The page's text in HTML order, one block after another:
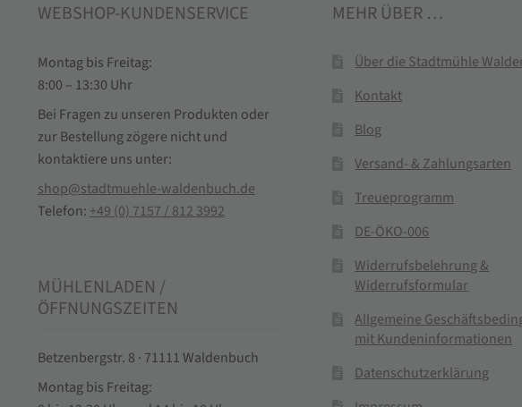
WEBSHOP-KUNDENSERVICE
Montag bis Freitag:
8:00 – 13:30 Uhr
Bei Fragen zu unseren Produkten oder
zur Bestellung zögere nicht und
kontaktiere uns unter:
shop@stadtmuehle-waldenbuch.de
Telefon:+49 (0) 7157 / 812 3992
MÜHLENLADEN /
ÖFFNUNGSZEITEN
Betzenbergstr. 8 · 71111 Waldenbuch
Montag bis Freitag:
MEHR ÜBER …
Über die Stadtmühle
Kontakt
Blog
Versand- & Zahlungsarten
Treueprogramm
DE-ÖKO-006
Widerrufsbelehrung &
Widerrufsformular
Allgemeine
mit Kundeninformationen
Datenschutzerklärung